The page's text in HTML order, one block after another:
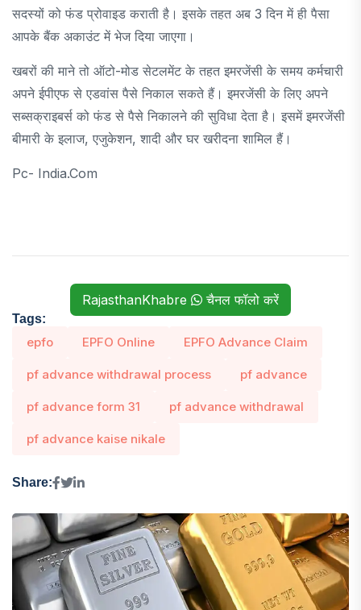
सदस्यों को फंड प्रोवाइड कराती है। इसके तहत अब 3 दिन में ही पैसा
आपके बैंक अकाउंट में भेज दिया जाएगा।
खबरों की माने तो ऑटो-मोड सेटलमेंट के तहत इमरजेंसी के समय कर्मचारी
अपने ईपीएफ से एडवांस पैसे निकाल सकते हैं। इमरजेंसी के लिए अपने
सब्सक्राइबर्स को फंड से पैसे निकालने की सुविधा देता है। इसमें इमरजेंसी
बीमारी के इलाज, एजुकेशन, शादी और घर खरीदना शामिल हैं।
Pc- India.com
RajasthanKhabre चैनल फॉलो करें
Tags:
epfo EPFO Online EPFO Advance Claim
pf advance withdrawal process pf advance
pf advance form 31 pf advance withdrawal
pf advance kaise nikale
Share: